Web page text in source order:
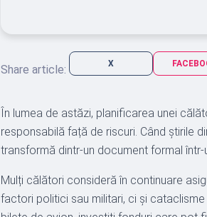
Share article: X
În lumea de astăzi, planificarea unei
responsabilă față de riscuri. Când știrile
transformă dintr-un document formal
Mulți călători consideră în continuare
factori politici sau militari, ci și